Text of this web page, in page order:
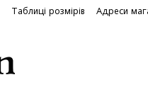
Таблиці розмірів Адреси